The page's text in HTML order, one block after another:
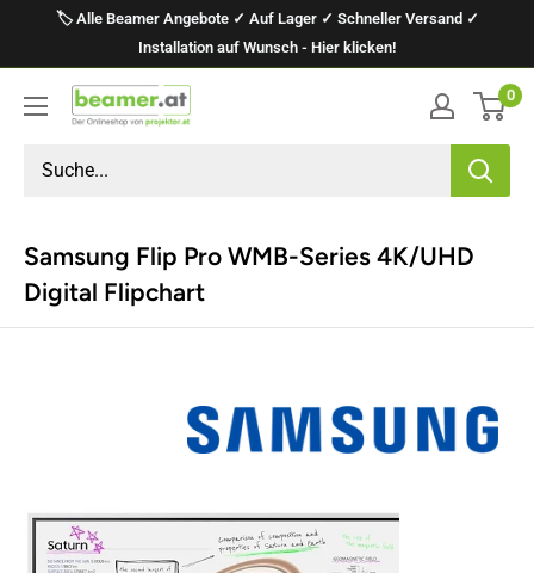
🏷️ Alle Beamer Angebote ✓ Auf Lager ✓ Schneller Versand ✓
Installation auf Wunsch - Hier klicken!
projektor.at
Präsentationstechnik
GmbH
0
Samsung Flip Pro WMB-Series 4K/UHD
Digital Flipchart